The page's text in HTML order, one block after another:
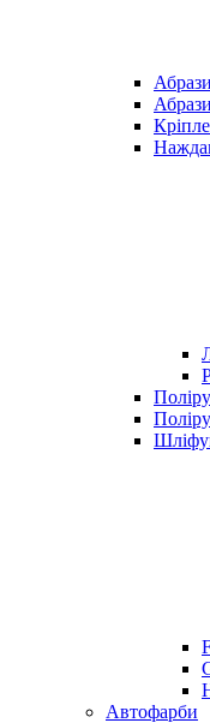
Автофарби